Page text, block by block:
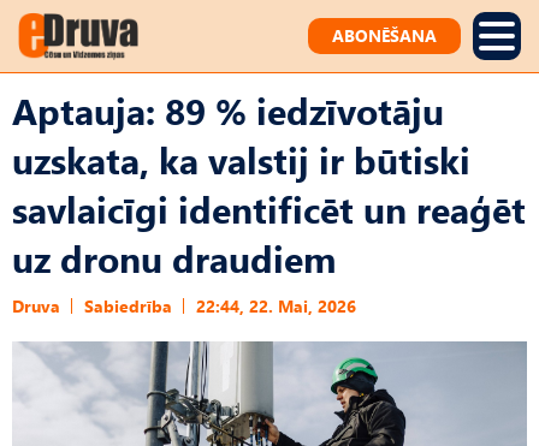
ABONĒŠANA
Aptauja: 89 % iedzīvotāju
uzskata, ka valstij ir būtiski
savlaicīgi identificēt un reaģēt
uz dronu draudiem
Druva Sabiedrība 22:44, 22. Mai, 2026